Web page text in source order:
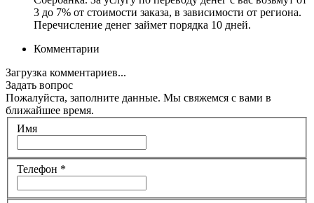
3 до 7% от стоимости заказа, в зависимости от региона.
Перечисление денег займет порядка 10 дней.
Комментарии
Загрузка комментариев...
Задать вопрос
Пожалуйста, заполните данные. Мы свяжемся с вами в
ближайшее время.
Имя
Телефон *